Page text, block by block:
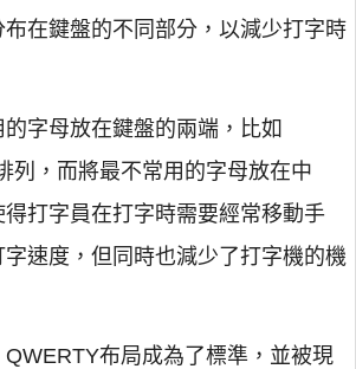
在鍵盤的不同部分，以減少打字時
字母放在鍵盤的兩端，比如
列，而將最不常用的字母放在中
得打字員在打字時需要經常移動手
速度，但同時也減少了打字機的機
QWERTY布局成為了標準，並被現